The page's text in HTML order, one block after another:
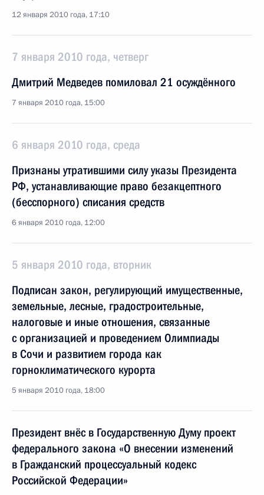
12 января 2010 года, 17:10
7 января 2010 года, четверг
Дмитрий Медведев помиловал 21 осуждённого
7 января 2010 года, 15:00
6 января 2010 года, среда
Признаны утратившими силу указы Президента
РФ, устанавливающие право безакцептного
(бесспорного) списания средств
6 января 2010 года, 12:00
5 января 2010 года, вторник
Подписан закон, регулирующий имущественные,
земельные, лесные, градостроительные,
налоговые и иные отношения, связанные
с организацией и проведением Олимпиады
в Сочи и развитием города как
горноклиматического курорта
5 января 2010 года, 18:00
Президент внёс в Государственную Думу проект
федерального закона «О внесении изменений
в Гражданский процессуальный кодекс
Российской Федерации»